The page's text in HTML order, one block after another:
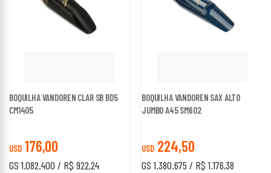
BOQUILHA VANDOREN CLAR SB BD5
CM1405
USD 176,00
GS 1.082.400 / R$ 922,24
BOQUILHA VANDOREN SAX ALTO
JUMBO A45 SM602
USD 224,50
GS 1.380.675 / R$ 1.176,38